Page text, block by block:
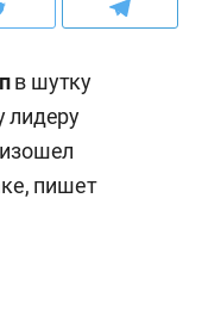
в шутку
лидеру
пишет